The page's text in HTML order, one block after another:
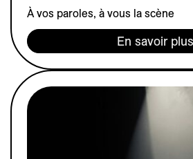
À vos paroles, à vous la scène
En savoir plus